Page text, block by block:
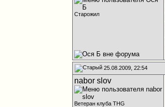
Старожил
25.08.2009, 22:54
nabor slov
Ветеран клуба THG